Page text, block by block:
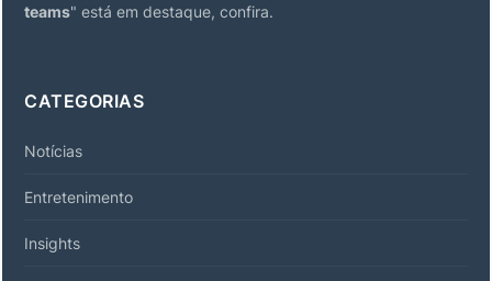
teams" está em destaque, confira.
CATEGORIAS
Notícias
Entretenimento
Insights